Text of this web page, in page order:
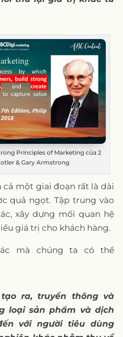
Principles of Marketing của 2
& Gary Armstrong
cả một giai đoạn rất là dài
quả ngọt. Tập trung vào
xây dựng mối quan hệ
giá trị cho khách hàng.
mà chúng ta có thể
ra, truyền thông và
loại sản phẩm và dịch
với người tiêu dùng